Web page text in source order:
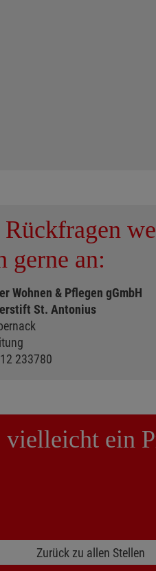
gerne an:
Wohnen & Pflegen gGmbH
St. Antonius
233780
ein
Zurück zu allen Stellen